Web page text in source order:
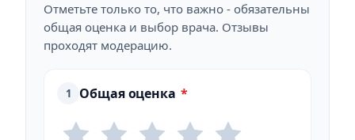
Отметьте только то, что важно - обязательны
общая оценка и выбор врача. Отзывы
проходят модерацию.
1 Общая оценка *